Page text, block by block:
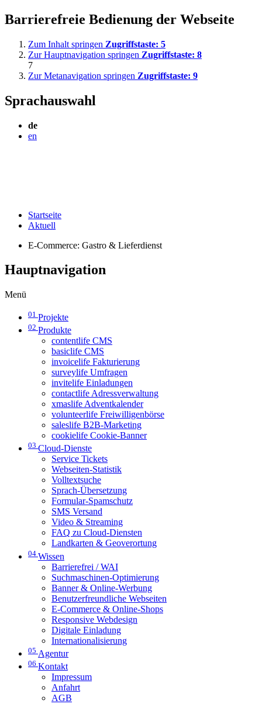
Barrierefreie Bedienung der Webseite
Zum Inhalt springen Zugriffstaste: 5
Zur Hauptnavigation springen Zugriffstaste: 8
7
Zur Metanavigation springen Zugriffstaste: 9
Sprachauswahl
de
en
Startseite
Aktuell
E-Commerce: Gastro & Lieferdienst
Hauptnavigation
Menü
01 Projekte
02 Produkte
contentlife CMS
basiclife CMS
invoicelife Fakturierung
surveylife Umfragen
invitelife Einladungen
contactlife Adressverwaltung
xmaslife Adventkalender
volunteerlife Freiwilligenbörse
saleslife B2B-Marketing
cookielife Cookie-Banner
03 Cloud-Dienste
Service Tickets
Webseiten-Statistik
Volltextsuche
Sprach-Übersetzung
Formular-Spamschutz
SMS Versand
Video & Streaming
FAQ zu Cloud-Diensten
Landkarten & Geoverortung
04 Wissen
Barrierefrei / WAI
Suchmaschinen-Optimierung
Banner & Online-Werbung
Benutzerfreundliche Webseiten
E-Commerce & Online-Shops
Responsive Webdesign
Digitale Einladung
Internationalisierung
05 Agentur
06 Kontakt
Impressum
Anfahrt
AGB